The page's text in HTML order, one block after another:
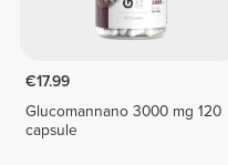
€17.99
Glucomannano 3000 mg 120
capsule